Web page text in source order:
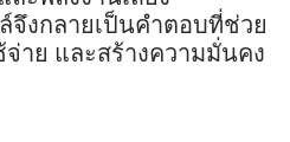
จึงกลายเป็นคำตอบที่ช่วย
าย และสร้างความมั่นคง